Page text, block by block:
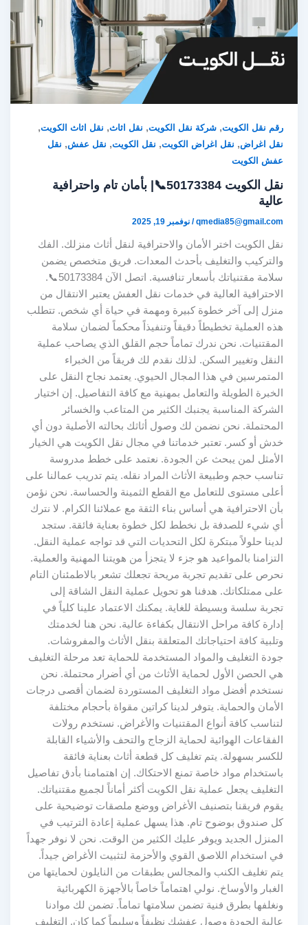
رقم نقل الكويت,شركة نقل الكويت, نقل اثاث, نقل اثاث الكويت,
نقل اغراض, نقل اغراض الكويت, نقل الكويت, نقل عفش, نقل
عفش الكويت
نقل الكويت 50173384📞| بأمان تام واحترافية
عالية
qmedia85@gmail.com
/نوفمبر 19, 2025
نقل الكويت اختر الأمان والاحترافية لنقل أثاث منزلك. الفك
والتركيب والتغليف بأحدث المعدات. فريق متخصص يضمن
سلامة مقتنياتك بأسعار تنافسية. اتصل الآن 50173384📞.
الاحترافية العالية في خدمات نقل العفش يعتبر الانتقال من
منزل إلى آخر خطوة كبيرة ومهمة في حياة أي شخص. تتطلب
هذه العملية تخطيطاً دقيقاً وتنفيذاً محكماً لضمان سلامة
المقتنيات. نحن ندرك تماماً حجم القلق الذي يصاحب عملية
النقل وتغيير السكن. لذلك نقدم لك فريقاً من الخبراء
المتمرسين في هذا المجال الحيوي. يعتمد نجاح النقل على
الخبرة الطويلة والتعامل بمهنية مع كافة التفاصيل. إن اختيار
الشركة المناسبة يجنبك الكثير من المتاعب والخسائر
المحتملة. نحن نضمن لك وصول أثاثك بحالته الأصلية دون أي
خدش أو كسر. تعتبر خدماتنا في مجال نقل الكويت هي الخيار
الأمثل لمن يبحث عن الجودة. نعتمد على خطط مدروسة
تناسب حجم وطبيعة الأثاث المراد نقله. يتم تدريب عمالنا على
أعلى مستوى للتعامل مع القطع الثمينة والحساسة. نحن نؤمن
بأن الاحترافية هي أساس بناء الثقة مع عملائنا الكرام. لا نترك
أي شيء للصدفة بل نخطط لكل خطوة بعناية فائقة. ستجد
لدينا حلولاً مبتكرة لكل التحديات التي قد تواجه عملية النقل.
التزامنا بالمواعيد هو جزء لا يتجزأ من هويتنا المهنية والعملية.
نحرص على تقديم تجربة مريحة تجعلك تشعر بالاطمئنان التام
على ممتلكاتك. هدفنا هو تحويل عملية النقل الشاقة إلى
تجربة سلسة وبسيطة للغاية. يمكنك الاعتماد علينا كلياً في
إدارة كافة مراحل الانتقال بكفاءة عالية. نحن هنا لخدمتك
وتلبية كافة احتياجاتك المتعلقة بنقل الأثاث والمفروشات.
جودة التغليف والمواد المستخدمة للحماية تعد مرحلة التغليف
هي الحصن الأول لحماية الأثاث من أي أضرار محتملة. نحن
نستخدم أفضل مواد التغليف المستوردة لضمان أقصى درجات
الأمان والحماية. يتوفر لدينا كراتين مقواة بأحجام مختلفة
لتناسب كافة أنواع المقتنيات والأغراض. نستخدم رولات
الفقاعات الهوائية لحماية الزجاج والتحف والأشياء القابلة
للكسر بسهولة. يتم تغليف كل قطعة أثاث بعناية فائقة
باستخدام مواد خاصة تمنع الاحتكاك. إن اهتمامنا بأدق تفاصيل
التغليف يجعل عملية نقل الكويت أكثر أماناً لجميع مقتنياتك.
يقوم فريقنا بتصنيف الأغراض ووضع ملصقات توضيحية على
كل صندوق بوضوح تام. هذا يسهل عملية إعادة الترتيب في
المنزل الجديد ويوفر عليك الكثير من الوقت. نحن لا نوفر جهداً
في استخدام اللاصق القوي والأحزمة لتثبيت الأغراض جيداً.
يتم تغليف الكنب والمجالس بطبقات من النايلون لحمايتها من
الغبار والأوساخ. نولي اهتماماً خاصاً بالأجهزة الكهربائية
ونغلفها بطرق فنية تضمن سلامتها تماماً. تضمن لك موادنا
عالية الجودة وصول عفشك نظيفاً وسليماً كما كان. التغليف